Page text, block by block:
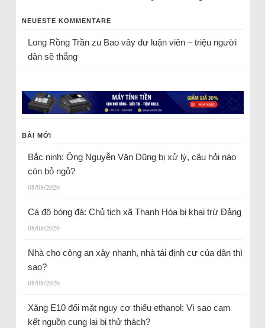
NEUESTE KOMMENTARE
Long Rồng Trầnzu Bao vây dư luận viên – triệu người
dân sẽ thắng
BÀI MỚI
Bắc ninh: Ông Nguyễn Văn Dũng bị xử lý, câu hỏi nào
còn bỏ ngỏ?
08/08/2026
Cá độ bóng đá: Chủ tịch xã Thanh Hóa bị khai trừ Đảng
08/08/2026
Nhà cho công an xây nhanh, nhà tái định cư của dân thì
sao?
08/08/2026
Xăng E10 đối mặt nguy cơ thiếu ethanol: Vì sao cam
kết nguồn cung lại bị thử thách?